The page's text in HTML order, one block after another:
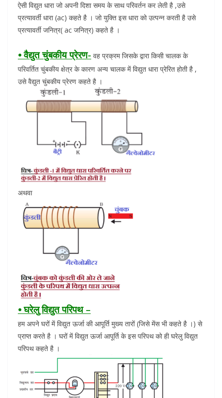
ऐसी विद्युत धारा जो अपनी दिशा समय के साथ परिवर्तन कर लेती है ,उसे
प्रत्यावर्ती धारा (ac) कहते है । जो युक्ति इस धारा को उत्पन्न करती है उसे
प्रत्यावर्ती जनित्र( ac जनित्र) कहते है ।
⦁ वैद्युत चुंबकीय प्रेरण- वह प्रक्रम जिसके द्वारा किसी चालक के
परिवर्तित चुंबकीय क्षेत्र के कारण अन्य चालक में विद्युत धारा प्रेरित होती है ,
उसे वैद्युत चुंबकीय प्रेरण कहते है ।
अथवा
⦁ घरेलु विद्युत परिपथ –
हम अपने घरों में विद्युत ऊर्जा की आपूर्ति मुख्य तारों (जिसे मेंस भी कहते है ।) से
प्राप्त करते है । घरों में विद्युत ऊर्जा आपूर्ति के इस परिपथ को ही घरेलु विद्युत
परिपथ कहते है ।